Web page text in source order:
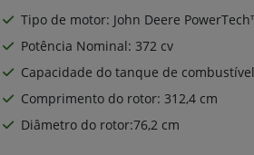
Tipo de motor: John Deere
Potência Nominal: 372 cv
Capacidade do tanque de
Comprimento do rotor: 312,4 cm
Diâmetro do rotor:76,2 cm